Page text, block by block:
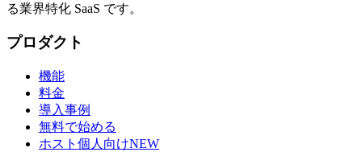
る業界特化 SaaS です。
プロダクト
機能
料金
導入事例
無料で始める
ホスト個人向けNEW